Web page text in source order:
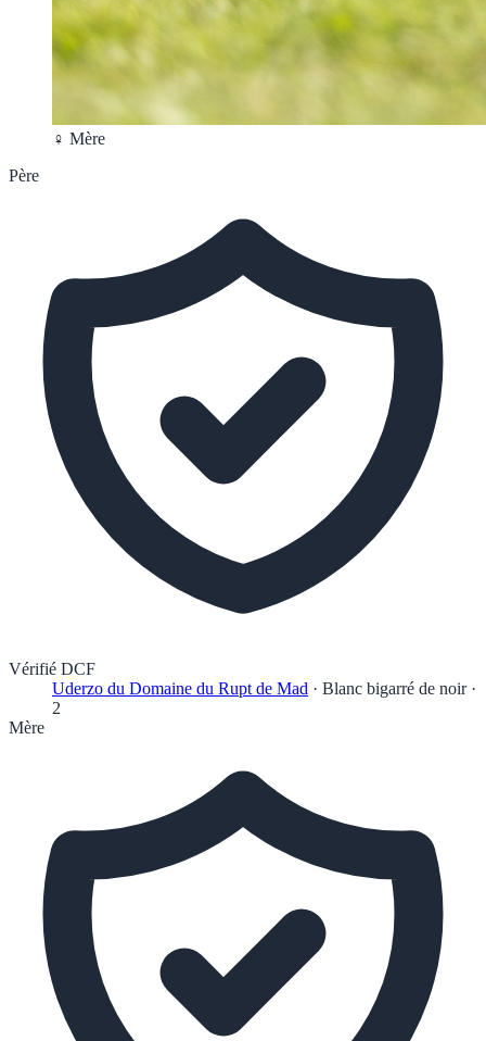
♀ Mère
Père
Vérifié DCF
Uderzo du Domaine du Rupt de Mad · Blanc bigarré de noir·
2
Mère